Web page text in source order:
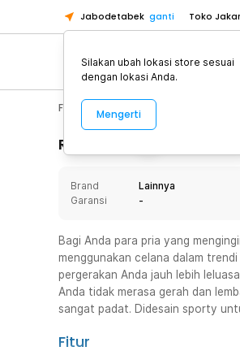
Jabodetabek ganti Toko
Toko
Toko
Pick n
Pick n Go
Toko
Toko
Pick n Go
Pick n Go
Fashion, Make Up & Beauty Care
Rincian Produk
Brand
Lainnya
Garansi
-
Bagi Anda para pria yang
menggunakan celana dalam
pergerakan Anda jauh lebih
Anda tidak merasa gerah dan
sangat padat. Didesain sporty
Fitur
Silakan ubah lokasi store sesuai
dengan lokasi Anda.
Mengerti